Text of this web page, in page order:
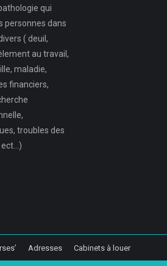
qui
personnes dans
( deuil,
au travail,
maladie,
financiers,
troubles des
Adresses
Cabinets à louer